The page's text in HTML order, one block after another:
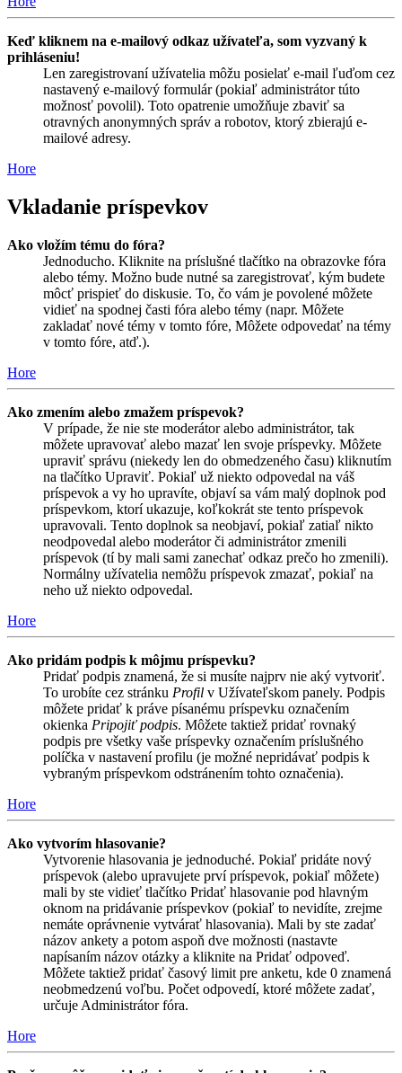
Keď kliknem na e-mailový odkaz užívateľa, som vyzvaný k
prihláseniu!
Len zaregistrovaní užívatelia môžu posielať e-mail ľuďom cez
nastavený e-mailový formulár (pokiaľ administrátor túto
možnosť povolil). Toto opatrenie umožňuje zbaviť sa
otravných anonymných správ a robotov, ktorý zbierajú e-
mailové adresy.
Hore
Vkladanie príspevkov
Ako vložím tému do fóra?
Jednoducho. Kliknite na príslušné tlačítko na obrazovke fóra
alebo témy. Možno bude nutné sa zaregistrovať, kým budete
môcť prispieť do diskusie. To, čo vám je povolené môžete
vidieť na spodnej časti fóra alebo témy (napr. Môžete
zakladať nové témy v tomto fóre, Môžete odpovedať na témy
v tomto fóre, atď.).
Hore
Ako zmením alebo zmažem príspevok?
V prípade, že nie ste moderátor alebo administrátor, tak
môžete upravovať alebo mazať len svoje príspevky. Môžete
upraviť správu (niekedy len do obmedzeného času) kliknutím
na tlačítko Upraviť. Pokiaľ už niekto odpovedal na váš
príspevok a vy ho upravíte, objaví sa vám malý doplnok pod
príspevkom, ktorí ukazuje, koľkokrát ste tento príspevok
upravovali. Tento doplnok sa neobjaví, pokiaľ zatiaľ nikto
neodpovedal alebo moderátor či administrátor zmenili
príspevok (tí by mali sami zanechať odkaz prečo ho zmenili).
Normálny užívatelia nemôžu príspevok zmazať, pokiaľ na
neho už niekto odpovedal.
Hore
Ako pridám podpis k môjmu príspevku?
Pridať podpis znamená, že si musíte najprv nie aký vytvoriť.
To urobíte cez stránku Profil v Užívateľskom panely. Podpis
môžete pridať k práve písanému príspevku označením
okienka Pripojiť podpis. Môžete taktiež pridať rovnaký
podpis pre všetky vaše príspevky označením príslušného
políčka v nastavení profilu (je možné nepridávať podpis k
vybraným príspevkom odstránením tohto označenia).
Hore
Ako vytvorím hlasovanie?
Vytvorenie hlasovania je jednoduché. Pokiaľ pridáte nový
príspevok (alebo upravujete prví príspevok, pokiaľ môžete)
mali by ste vidieť tlačítko Pridať hlasovanie pod hlavným
oknom na pridávanie príspevkov (pokiaľ to nevidíte, zrejme
nemáte oprávnenie vytvárať hlasovania). Mali by ste zadať
názov ankety a potom aspoň dve možnosti (nastavte
napísaním názov otázky a kliknite na Pridať odpoveď.
Môžete taktiež pridať časový limit pre anketu, kde 0 znamená
neobmedzenú voľbu. Počet odpovedí, ktoré môžete zadať,
určuje Administrátor fóra.
Hore